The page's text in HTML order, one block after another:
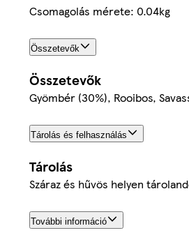
Csomagolás mérete: 0.04kg
Összetevők
Összetevők
Gyömbér (30%), Rooibos,
Tárolás és felhasználás
Tárolás
Száraz és hűvös helyen
További információ